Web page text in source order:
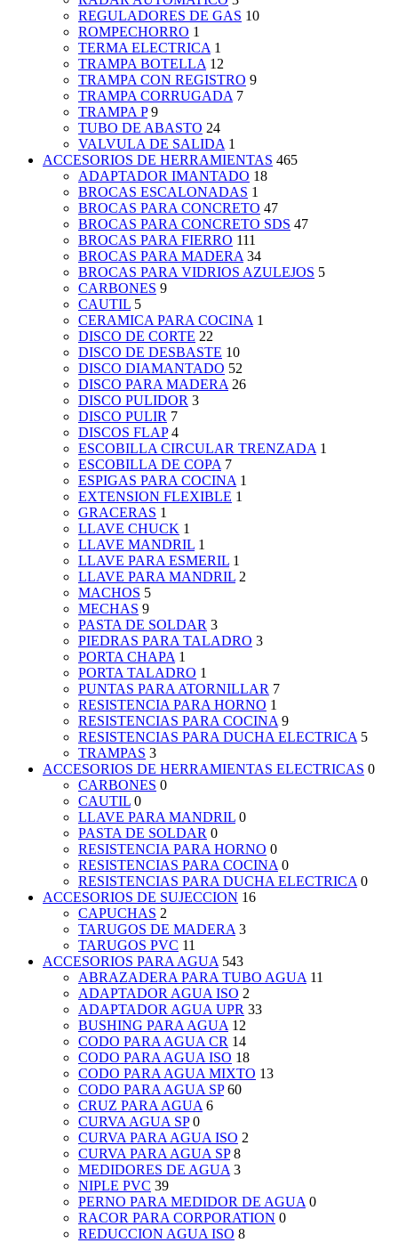
REGULADORES DE GAS 10
ROMPECHORRO 1
TERMA ELECTRICA 1
TRAMPA BOTELLA 12
TRAMPA CON REGISTRO 9
TRAMPA CORRUGADA 7
TRAMPA P 9
TUBO DE ABASTO 24
VALVULA DE SALIDA 1
ACCESORIOS DE HERRAMIENTAS 465
ADAPTADOR IMANTADO 18
BROCAS ESCALONADAS 1
BROCAS PARA CONCRETO 47
BROCAS PARA CONCRETO SDS 47
BROCAS PARA FIERRO 111
BROCAS PARA MADERA 34
BROCAS PARA VIDRIOS AZULEJOS 5
CARBONES 9
CAUTIL 5
CERAMICA PARA COCINA 1
DISCO DE CORTE 22
DISCO DE DESBASTE 10
DISCO DIAMANTADO 52
DISCO PARA MADERA 26
DISCO PULIDOR 3
DISCO PULIR 7
DISCOS FLAP 4
ESCOBILLA CIRCULAR TRENZADA 1
ESCOBILLA DE COPA 7
ESPIGAS PARA COCINA 1
EXTENSION FLEXIBLE 1
GRACERAS 1
LLAVE CHUCK 1
LLAVE MANDRIL 1
LLAVE PARA ESMERIL 1
LLAVE PARA MANDRIL 2
MACHOS 5
MECHAS 9
PASTA DE SOLDAR 3
PIEDRAS PARA TALADRO 3
PORTA CHAPA 1
PORTA TALADRO 1
PUNTAS PARA ATORNILLAR 7
RESISTENCIA PARA HORNO 1
RESISTENCIAS PARA COCINA 9
RESISTENCIAS PARA DUCHA ELECTRICA 5
TRAMPAS 3
ACCESORIOS DE HERRAMIENTAS ELECTRICAS 0
CARBONES 0
CAUTIL 0
LLAVE PARA MANDRIL 0
PASTA DE SOLDAR 0
RESISTENCIA PARA HORNO 0
RESISTENCIAS PARA COCINA 0
RESISTENCIAS PARA DUCHA ELECTRICA 0
ACCESORIOS DE SUJECCION 16
CAPUCHAS 2
TARUGOS DE MADERA 3
TARUGOS PVC 11
ACCESORIOS PARA AGUA 543
ABRAZADERA PARA TUBO AGUA 11
ADAPTADOR AGUA ISO 2
ADAPTADOR AGUA UPR 33
BUSHING PARA AGUA 12
CODO PARA AGUA CR 14
CODO PARA AGUA ISO 18
CODO PARA AGUA MIXTO 13
CODO PARA AGUA SP 60
CRUZ PARA AGUA 6
CURVA AGUA SP 0
CURVA PARA AGUA ISO 2
CURVA PARA AGUA SP 8
MEDIDORES DE AGUA 3
NIPLE PVC 39
PERNO PARA MEDIDOR DE AGUA 0
RACOR PARA CORPORATION 0
REDUCCION AGUA ISO 8